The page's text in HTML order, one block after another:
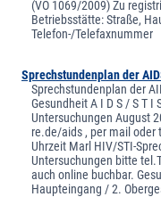
(VO 1069/2009) Zu
Betriebsstätte: Straße,
Telefon-/Telefaxnummer
Sprechstundenplan der
Sprechstundenplan der
Gesundheit A I D S / S T I
Untersuchungen August
re.de/aids , per mail oder
Uhrzeit Marl HIV/STI-
Untersuchungen bitte
auch online buchbar.
Haupteingang / 2.